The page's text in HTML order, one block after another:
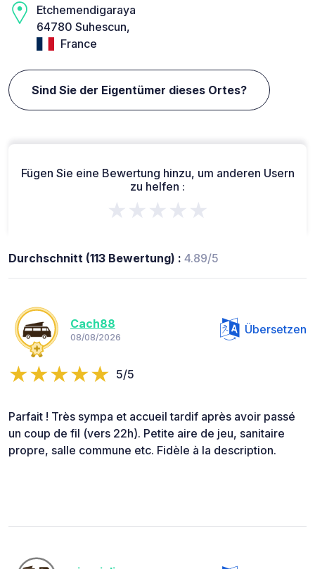
Etchemendigaraya
64780 Suhescun,
France
Sind Sie der Eigentümer dieses Ortes?
Fügen Sie eine Bewertung hinzu, um anderen Usern
zu helfen :
★★★★★
Durchschnitt (113 Bewertung) : 4.89/5
Cach88
08/08/2026
Übersetzen
5/5
Parfait ! Très sympa et accueil tardif après avoir passé
un coup de fil (vers 22h). Petite aire de jeu, sanitaire
propre, salle commune etc. Fidèle à la description.